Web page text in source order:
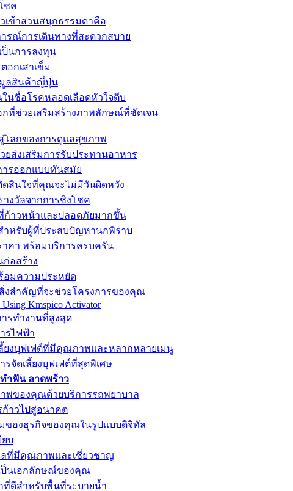
ชค
เข้าสวนสนุกธรรมดาคือ
รณ์การเดินทางที่สะดวกสบาย
ป็นการลงทุน
อกเสาเข็ม
มูลสินค้าญี่ปุ่น
นชื่อโรคหลอดเลือดหัวใจตีบ
กที่ช่วยเสริมสร้างภาพลักษณ์ที่ชัดเจน
สู่โลกของการดูแลสุขภาพ
ยส่งเสริมการรับประทานอาหาร
ารออกแบบทันสมัย
ดสินใจที่คุณจะไม่มีวันผิดหวัง
งวัลจากการชิงโชค
ก้าวหน้าและปลอดภัยมากขึ้น
ำหรับผู้ที่ประสบปัญหานกพิราบ
คา พร้อมบริการครบครัน
อสร้าง
อมความประหยัด
งสำคัญที่จะช่วยโครงการของคุณ
Using Kmspico Activator
ารทำงานที่สูงสุด
รไฟฟ้า
ยงบุฟเฟต์ที่มีคุณภาพและหลากหลายเมนู
จัดเลี้ยงบุฟเฟต์ที่สุดพิเศษ
ำฟัน ลาดพร้าว
พของคุณด้วยบริการรถพยาบาล
ก้าวไปสู่อนาคต
ของธุรกิจของคุณในรูปแบบดิจิทัล
บ
ลที่มีคุณภาพและเชี่ยวชาญ
ป็นเอกลักษณ์ของคุณ
กที่ดีสำหรับพื้นที่ระบายน้ำ